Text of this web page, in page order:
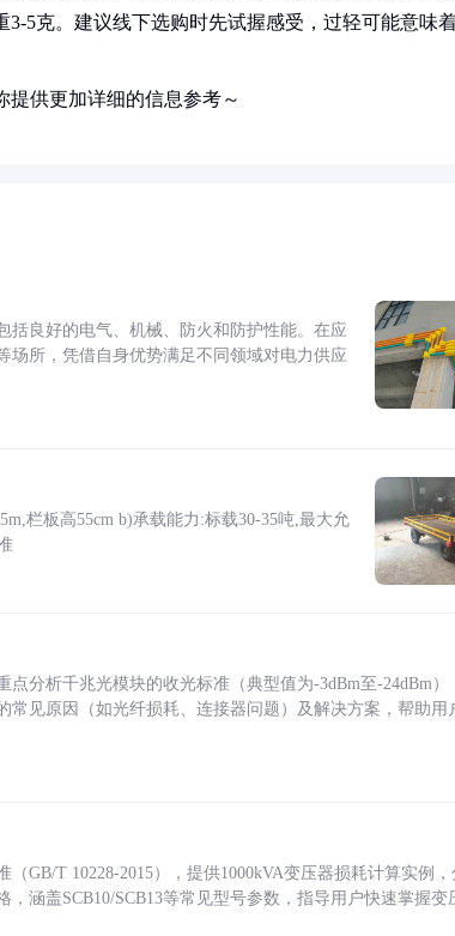
5克。建议线下选购时先试握感受，过轻可能意味
提供更加详细的信息参考～
括良好的电气、机械、防火和防护性能。在应
场所，凭借自身优势满足不同领域对电力供应
栏板高55cm b)承载能力:标载30-35吨,最大允
分析千兆光模块的收光标准（典型值为-3dBm至-24dBm）
见原因（如光纤损耗、连接器问题）及解决方案，帮助用
GB/T 10228-2015），提供1000kVA变压器损耗计算实例
涵盖SCB10/SCB13等常见型号参数，指导用户快速掌握变